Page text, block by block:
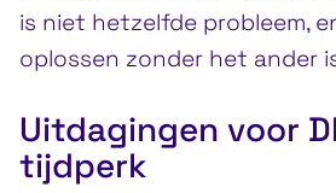
is niet hetzelfde probleem,
oplossen zonder het ander
Uitdagingen voor
tijdperk